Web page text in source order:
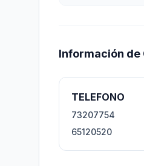
Información de
TELEFONO
73207754
65120520